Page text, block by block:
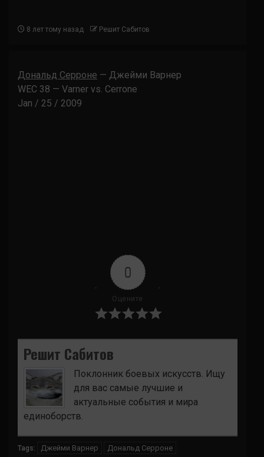
8 лет тому назад Решит Сабитов
Дональд Серроне — Джейми Варнер
WEC 38 — Varner vs. Cerrone
Jan / 25 / 2009
0
Оцените
Решит Сабитов
Поклонник боевых искусств. Ищу
для вас самые лучшие и
актуальные события и мира
единоборств.
Tags: Джейми Варнер Дональд Серроне